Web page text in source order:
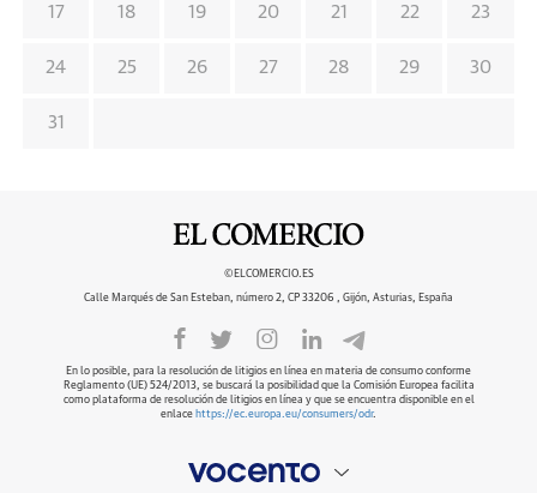
17 18 19 20 21 22 23
24 25 26 27 28 29 30
31
©ELCOMERCIO.ES
Calle Marqués de San Esteban, número 2, CP 33206 , Gijón, Asturias, España
En lo posible, para la resolución de litigios en línea en materia de consumo conforme
Reglamento (UE) 524/2013, se buscará la posibilidad que la Comisión Europea facilita
como plataforma de resolución de litigios en línea y que se encuentra disponible en el
enlace https://ec.europa.eu/consumers/odr.